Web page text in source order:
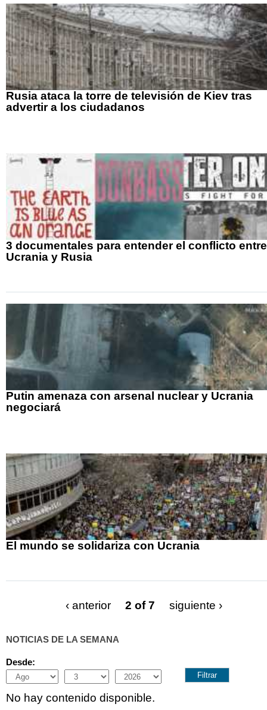
Rusia ataca la torre de televisión de Kiev tras
advertir a los ciudadanos
3 documentales para entender el conflicto entre
Ucrania y Rusia
Putin amenaza con arsenal nuclear y Ucrania
negociará
El mundo se solidariza con Ucrania
‹ anterior 2 of 7 siguiente ›
NOTICIAS DE LA SEMANA
Desde:
Month
Day Year
No hay contenido disponible.